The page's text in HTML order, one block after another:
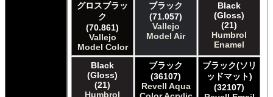
ICM ICM Paints
Lifecolor Lifecolor
Meng Meng Color
Mig Jimenez Ammo Acrylics
Mig Jimenez Atom
Mission Models Mission Models
Mr. Paint MRP Mr Paint Products
グロスブラッ
ク
(70.861)
Vallejo
Model Color
ブラック
(71.057)
Vallejo
Model Air
Black
(Gloss)
(21)
Humbrol
Enamel
Black
(Gloss)
(21)
Humbrol
ブラック
(36107)
Revell Aqua
ブラック(ソリ
ッドマット)
(32107)